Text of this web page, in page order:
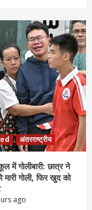
अंतरराष्ट्रीय
में गोलीबारी: छात्र ने
मारी गोली, फिर खुद को
ago